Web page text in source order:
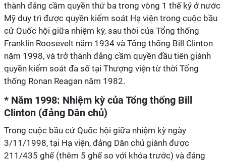
thành đảng cầm quyền thứ ba trong vòng 1 thế kỷ ở nước
Mỹ duy trì được quyền kiểm soát Hạ viện trong cuộc bầu
cử Quốc hội giữa nhiệm kỳ, sau thời của Tổng thống
Franklin Roosevelt năm 1934 và Tổng thống Bill Clinton
năm 1998, và trở thành đảng cầm quyền đầu tiên giành
quyền kiểm soát đa số tại Thượng viện từ thời Tổng
thống Ronan Reagan năm 1982.
* Năm 1998: Nhiệm kỳ của Tổng thống Bill
Clinton (đảng Dân chủ)
Trong cuộc bầu cử Quốc hội giữa nhiệm kỳ ngày
3/11/1998, tại Hạ viện, đảng Dân chủ giành được
211/435 ghế (thêm 5 ghế so với khóa trước) và đảng